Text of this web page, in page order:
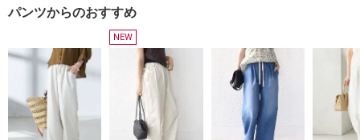
パンツからのおすすめ
NEW